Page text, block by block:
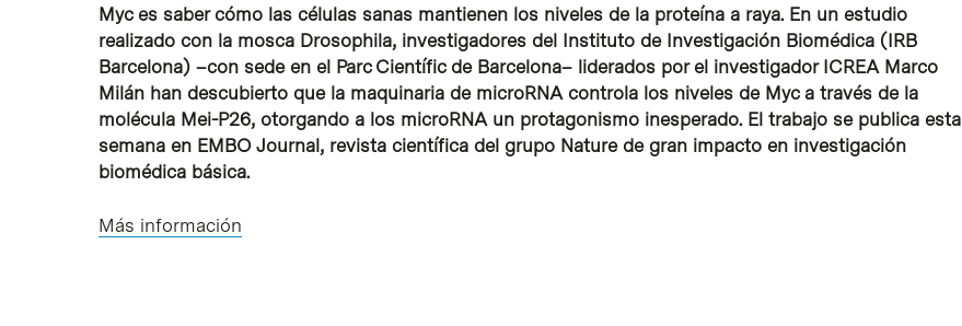
Myc es saber cómo las células sanas mantienen los niveles de la proteína a raya. En un estudio
realizado con la mosca Drosophila, investigadores del Instituto de Investigación Biomédica (IRB
Barcelona) –con sede en el Parc Científic de Barcelona– liderados por el investigador ICREA Marco
Milán han descubierto que la maquinaria de microRNA controla los niveles de Myc a través de la
molécula Mei-P26, otorgando a los microRNA un protagonismo inesperado. El trabajo se publica esta
semana en EMBO Journal, revista científica del grupo Nature de gran impacto en investigación
biomédica básica.
Más información